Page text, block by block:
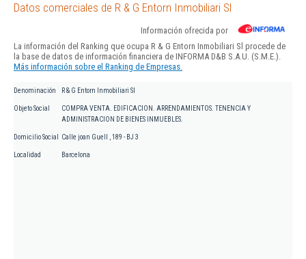
Datos comerciales de R & G Entorn Inmobiliari Sl
Información ofrecida por
La información del Ranking que ocupa R & G Entorn Inmobiliari Sl procede de
la base de datos de información financiera de INFORMA D&B S.A.U. (S.M.E.).
Más información sobre el Ranking de Empresas.
Denominación R & G Entorn Inmobiliari Sl
Objeto Social
COMPRA VENTA. EDIFICACION. ARRENDAMIENTOS. TENENCIA Y
ADMINISTRACION DE BIENES INMUEBLES.
Domicilio Social Calle joan Guell , 189 - BJ 3
Localidad Barcelona